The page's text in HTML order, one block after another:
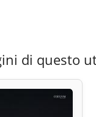
di questo